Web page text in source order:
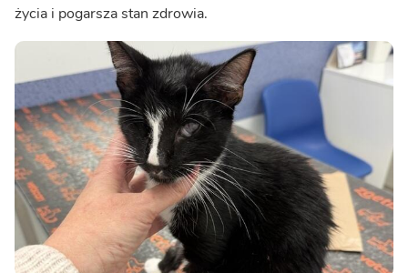
życia i pogarsza stan zdrowia.